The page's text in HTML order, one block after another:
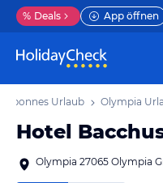
% Deals App öffnen
Urlaub Olympia
Hotel
Olympia 27065 Olympia